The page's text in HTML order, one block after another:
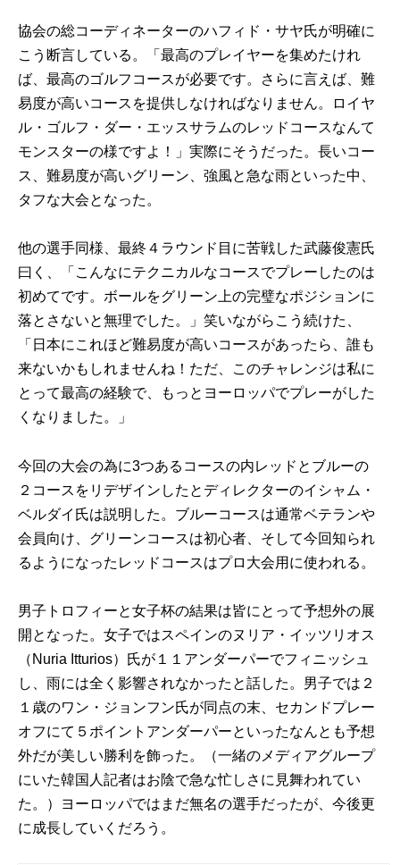
協会の総コーディネーターのハフィド・サヤ氏が明確に
こう断言している。「最高のプレイヤーを集めたけれ
ば、最高のゴルフコースが必要です。さらに言えば、難
易度が高いコースを提供しなければなりません。ロイヤ
ル・ゴルフ・ダー・エッスサラムのレッドコースなんて
モンスターの様ですよ！」実際にそうだった。長いコー
ス、難易度が高いグリーン、強風と急な雨といった中、
タフな大会となった。
他の選手同様、最終４ラウンド目に苦戦した武藤俊憲氏
曰く、「こんなにテクニカルなコースでプレーしたのは
初めてです。ボールをグリーン上の完璧なポジションに
落とさないと無理でした。」笑いながらこう続けた、
「日本にこれほど難易度が高いコースがあったら、誰も
来ないかもしれませんね！ただ、このチャレンジは私に
とって最高の経験で、もっとヨーロッパでプレーがした
くなりました。」
今回の大会の為に3つあるコースの内レッドとブルーの
２コースをリデザインしたとディレクターのイシャム・
ベルダイ氏は説明した。ブルーコースは通常ベテランや
会員向け、グリーンコースは初心者、そして今回知られ
るようになったレッドコースはプロ大会用に使われる。
男子トロフィーと女子杯の結果は皆にとって予想外の展
開となった。女子ではスペインのヌリア・イッツリオス
（Nuria Itturios）氏が１１アンダーパーでフィニッシュ
し、雨には全く影響されなかったと話した。男子では２
１歳のワン・ジョンフン氏が同点の末、セカンドプレー
オフにて５ポイントアンダーパーといったなんとも予想
外だが美しい勝利を飾った。（一緒のメディアグループ
にいた韓国人記者はお陰で急な忙しさに見舞われてい
た。）ヨーロッパではまだ無名の選手だったが、今後更
に成長していくだろう。